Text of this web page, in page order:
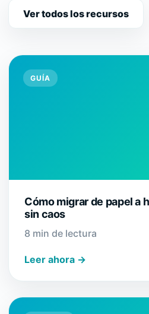
Ver todos los recursos
GUÍA
Cómo migrar de papel a
sin caos
8 min de lectura
Leer ahora →